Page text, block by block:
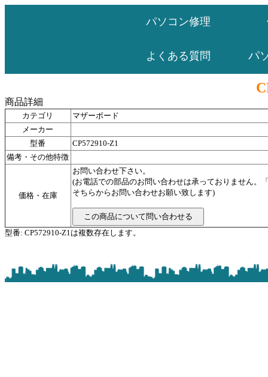
パソコン修理
よくある質問 パ
商品詳細
カテゴリ
マザーボード
メーカー
型番
CP572910-Z1
備考・その他特徴
価格・在庫
お問い合わせ下さい。
(お電話での部品のお問い合わせは承っておりません。
そちらからお問い合わせお願い致します)
型番: CP572910-Z1は複数存在します。